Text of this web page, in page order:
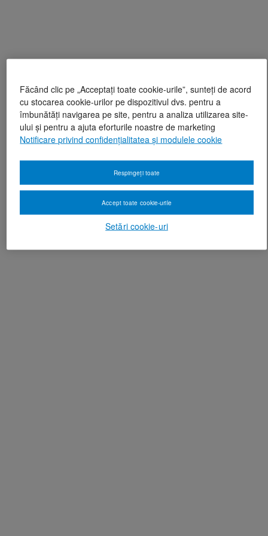
Făcând clic pe „Acceptați toate cookie-urile”, sunteți de acord
cu stocarea cookie-urilor pe dispozitivul dvs. pentru a
îmbunătăți navigarea pe site, pentru a analiza utilizarea site-
ului și pentru a ajuta eforturile noastre de marketing
Notificare privind confidențialitatea și modulele cookie
Setări cookie-uri
Respingeți toate
Accept toate cookie-urile